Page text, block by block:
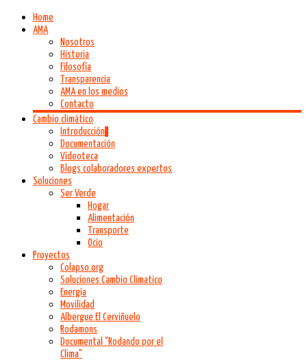
Home
AMA
Nosotros
Historia
Filosofía
Transparencia
AMA en los medios
Contacto
Cambio climático
Introducción
Documentación
Videoteca
Blogs colaboradores expertos
Soluciones
Ser Verde
Hogar
Alimentación
Transporte
Ocio
Proyectos
Colapso.org
Soluciones Cambio Climatico
Energía
Movilidad
Albergue El Cerviñuelo
Rodamons
Documental "Rodando por el
Clima"